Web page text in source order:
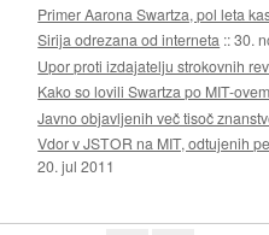
Primer Aarona Swartza, pol leta
Sirija odrezana od interneta ::30.
Upor proti izdajatelju strokovnih
Kako so lovili Swartza po MIT-
Javno objavljenih več tisoč
Vdor v JSTOR na MIT, odtujenih
20. jul 2011